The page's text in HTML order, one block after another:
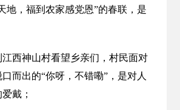
地，福到农家感党恩”的春联，是
西神山村看望乡亲们，村民面对
而出的“你呀，不错嘞”，是对人
戴；